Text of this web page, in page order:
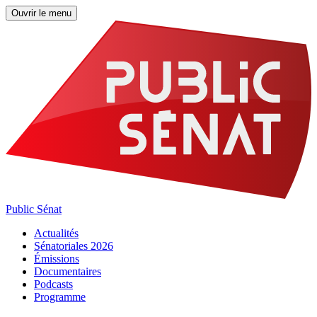
Ouvrir le menu
Public Sénat
Actualités
Sénatoriales 2026
Émissions
Documentaires
Podcasts
Programme